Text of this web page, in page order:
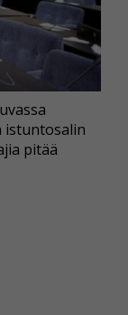
istuntosalin
pitää